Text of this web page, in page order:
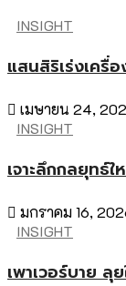
INSIGHT
แสนสิริเร่งเครื่
เมษายน 24,
INSIGHT
เจาะลึกกลยุทธ์
มกราคม 16,
INSIGHT
เพาเวอร์บาย ลุ